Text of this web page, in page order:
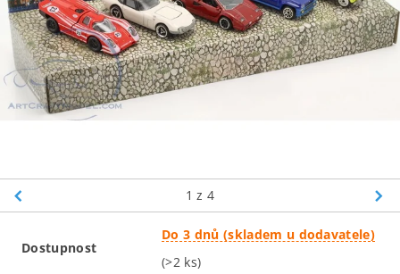
1 z 4
Dostupnost
Do 3 dnů (skladem u dodavatele)
(>2 ks)